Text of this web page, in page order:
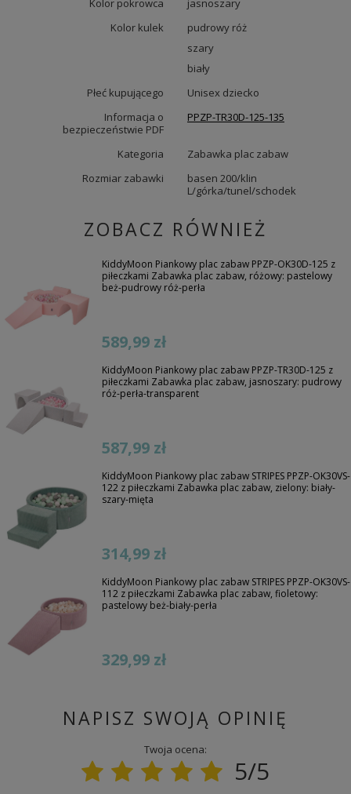
Kolor pokrowca
jasnoszary
Kolor kulek
pudrowy róż
szary
biały
Płeć kupującego
Unisex dziecko
Informacja o
bezpieczeństwie PDF
PPZP-TR30D-125-135
Kategoria
Zabawka plac zabaw
Rozmiar zabawki
basen 200/klin
L/górka/tunel/schodek
ZOBACZ RÓWNIEŻ
KiddyMoon Piankowy plac zabaw PPZP-OK30D-125 z
piłeczkami Zabawka plac zabaw, różowy: pastelowy
beż-pudrowy róż-perła
589,99 zł
KiddyMoon Piankowy plac zabaw PPZP-TR30D-125 z
piłeczkami Zabawka plac zabaw, jasnoszary: pudrowy
róż-perła-transparent
587,99 zł
KiddyMoon Piankowy plac zabaw STRIPES PPZP-OK30VS-
122 z piłeczkami Zabawka plac zabaw, zielony: biały-
szary-mięta
314,99 zł
KiddyMoon Piankowy plac zabaw STRIPES PPZP-OK30VS-
112 z piłeczkami Zabawka plac zabaw, fioletowy:
pastelowy beż-biały-perła
329,99 zł
NAPISZ SWOJĄ OPINIĘ
Twoja ocena:
5/5